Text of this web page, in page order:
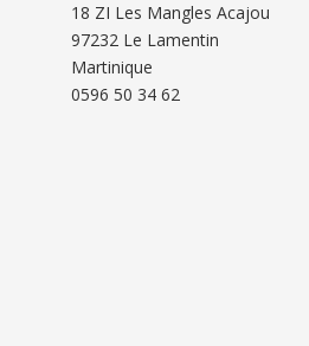
18 ZI Les Mangles Acajou
97232 Le Lamentin
Martinique
0596 50 34 62